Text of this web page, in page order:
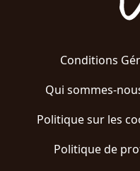
Conditions
Qui sommes-
Politique sur les
Politique de